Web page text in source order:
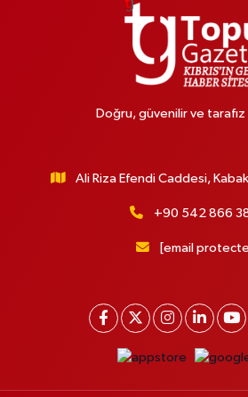
Doğru, güvenilir ve
Ali Riza Efendi Caddesi,
+90 542 866
[email